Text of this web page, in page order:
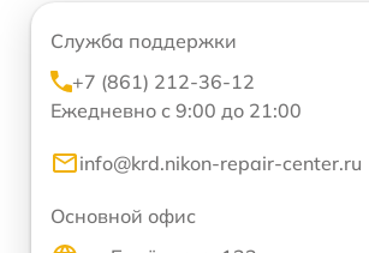
Служба поддержки
+7 (861) 212-36-12
Ежедневно с 9:00 до 21:00
info@krd.nikon-repair-center.ru
Основной офис